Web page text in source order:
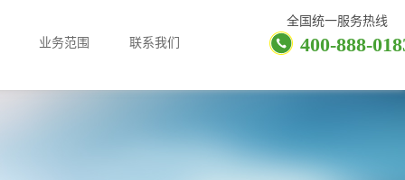
全国统一服务热线
400-888-
业务范围 联系我们